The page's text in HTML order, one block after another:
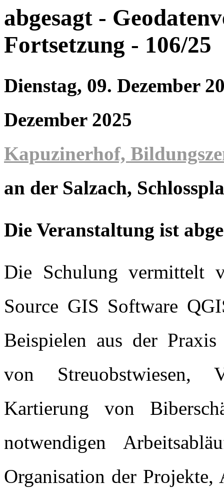
abgesagt -
Fortsetzung - 106/25
Dienstag, 09. Dezember
Dezember 2025
Kapuzinerhof,
an der Salzach,
Die Veranstaltung ist
Die Schulung vermittelt
Source GIS Software
Beispielen aus der
von Streuobstwiesen,
Kartierung von
notwendigen
Organisation der Projekte,